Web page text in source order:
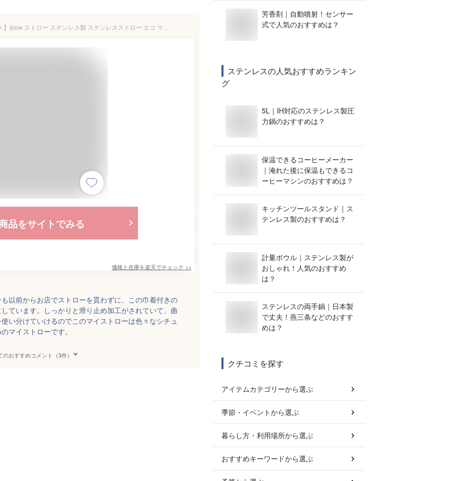
品をサイトでみる
価格と在庫を楽天でチェック >>
以前からお店でストローを貰わずに、この巾着付きの
ています。しっかりと滑り止め加工がされていて、曲
い分けていけるのでこのマイストローは色々なシチュ
マイストローです。
のおすすめコメント（3件）
芳香剤｜自動噴射！センサー
式で人気のおすすめは？
ステンレスの人気おすすめランキン
グ
5L｜IH対応のステンレス製圧
力鍋のおすすめは？
保温できるコーヒーメーカー
｜淹れた後に保温もできるコ
ーヒーマシンのおすすめは？
キッチンツールスタンド｜ス
テンレス製のおすすめは？
計量ボウル｜ステンレス製が
おしゃれ！人気のおすすめ
は？
ステンレスの両手鍋｜日本製
で丈夫！燕三条などのおすす
めは？
クチコミを探す
アイテムカテゴリーから選ぶ
季節・イベントから選ぶ
暮らし方・利用場所から選ぶ
おすすめキーワードから選ぶ